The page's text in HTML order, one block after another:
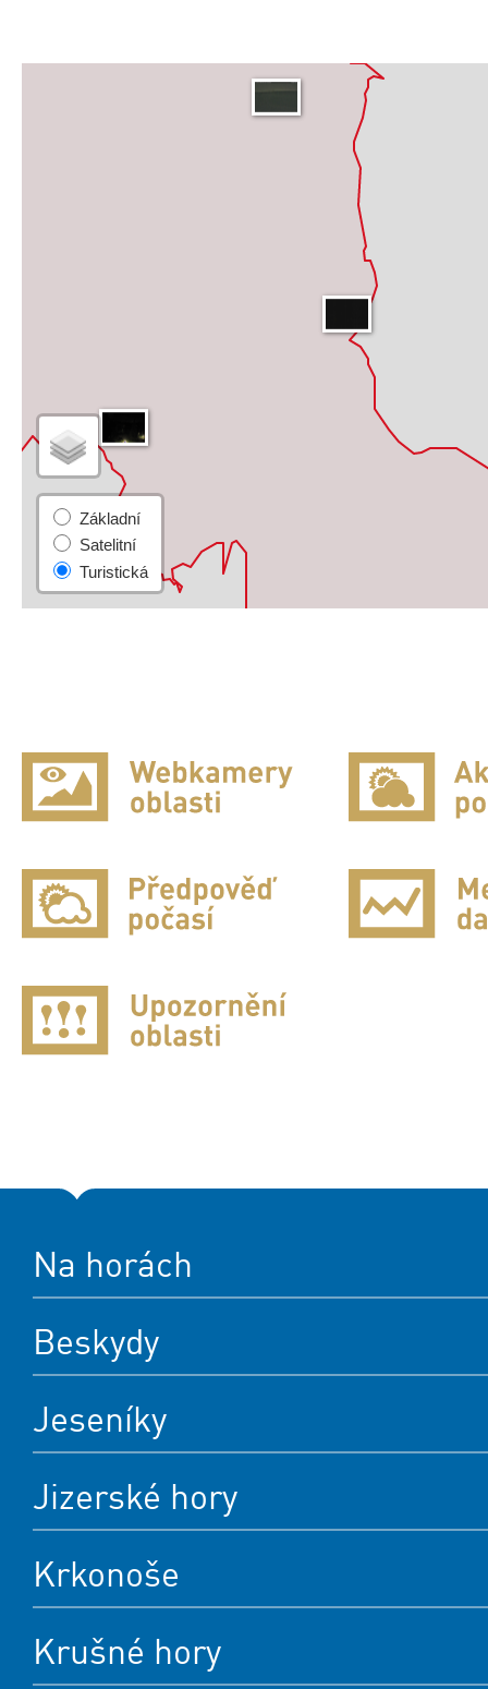
Na horách
Beskydy
Jeseníky
Jizerské hory
Krkonoše
Krušné hory